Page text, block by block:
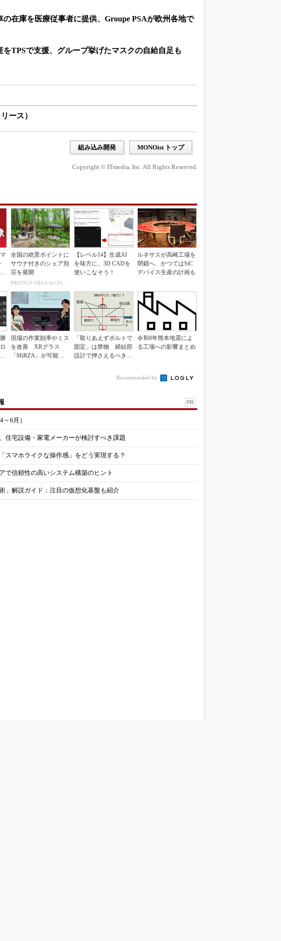
の在庫を医療従事者に提供、Groupe PSAが欧州各地で
をTPSで支援、グループ挙げたマスクの自給自足も
ース）
組み込み開発 MONOist トップ
Copyright © ITmedia, Inc. All Rights Reserved.
全国の絶景ポイントに
サウナ付きのシェア別
荘を展開
PR(COCO VILLA on GOETHE)
【レベル14】生成AI
を味方に、3D CADを
使いこなそう！
ルネサスが高崎工場を
閉鎖へ、かつてはSiC
デバイス生産の計画も
L
現場の作業効率やミス
を改善 XRグラス
「MiRZA」が可能に
「取りあえずボルトで
固定」は禁物 締結部
設計で押さえるべき基
令和8年熊本地震によ
る工場への影響まとめ
Recommended by
PR
6月）
住宅設備・家電メーカーが検討すべき課題
スマホライクな操作感」をどう実現する？
で信頼性の高いシステム構築のヒント
」解説ガイド：注目の仮想化基盤も紹介